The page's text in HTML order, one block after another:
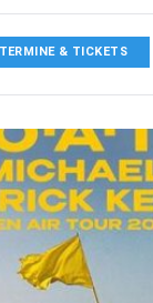
& TICKETS